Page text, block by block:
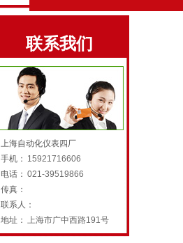
联系我们
上海自动化仪表四厂
手机： 15921716606
电话： 021-39519866
传真：
联系人：
地址： 上海市广中西路191号